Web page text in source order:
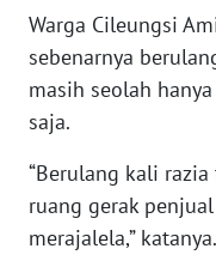
Warga Cileungsi
sebenarnya
masih seolah
saja.
“Berulang kali
ruang gerak
merajalela,” katanya.
WN
RIAU
WN
JAMBI